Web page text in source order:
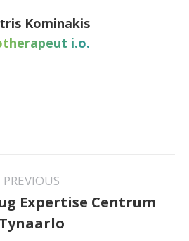
Kominakis
i.o.
PREVIOUS
Previous
project:
Expertise Centrum
Tynaarlo